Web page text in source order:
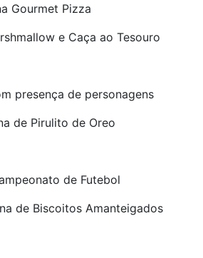
Gourmet Pizza
e Caça ao Tesouro
presença de personagens
de Pirulito de Oreo
de Futebol
de Biscoitos Amanteigados